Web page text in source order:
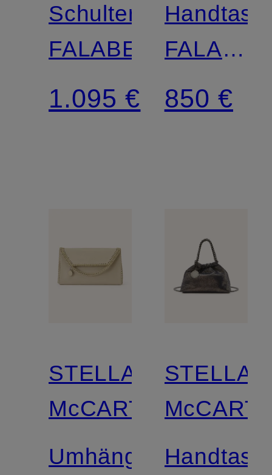
Schultertasche
FALABELLA
1.095 €
MINI
850 €
STELLA
McCARTNEY
Umhängetasche
STELLA